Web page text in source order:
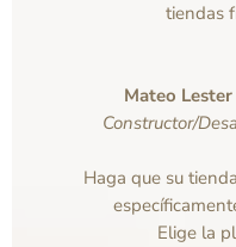
tiendas
Mateo
Constructor/
Haga que su
Elige la